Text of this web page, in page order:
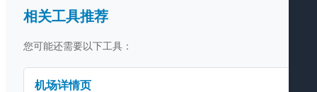
相关工具推荐
您可能还需要以下工具：
机场详情页